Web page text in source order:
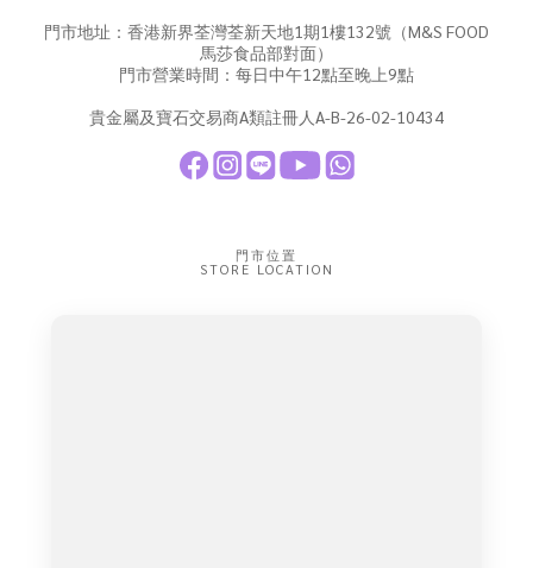
門市地址：香港新界荃灣荃新天地1期1樓132號（M&S FOOD
馬莎食品部對面）
門市營業時間：每日中午12點至晚上9點
貴金屬及寶石交易商A類註冊人A-B-26-02-10434
門市位置
STORE LOCATION